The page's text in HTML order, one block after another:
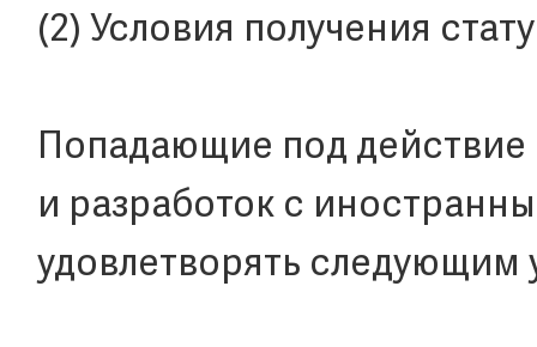
(2) Условия получения
Попадающие под
и разработок с
удовлетворять следующим